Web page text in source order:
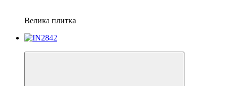
Велика плитка